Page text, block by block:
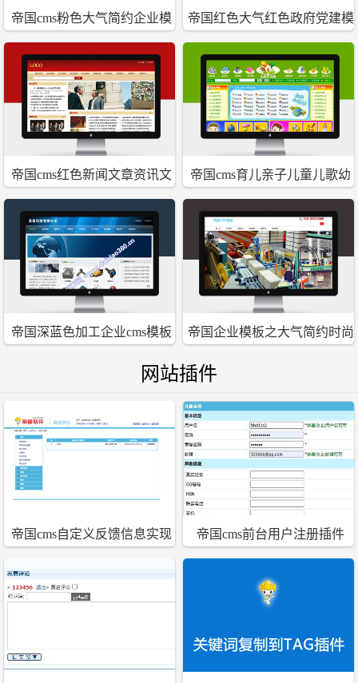
帝国cms粉色大气简约企业模
板
帝国红色大气红色政府党建模
板
帝国cms红色新闻文章资讯文
学大气模板
帝国cms育儿亲子儿童儿歌幼
教资源网站源码程序
帝国深蓝色加工企业cms模板
帝国企业模板之大气简约时尚
网站插件
帝国cms自定义反馈信息实现
帝国cms前台用户注册插件
ajax判断用户名和邮箱是否存
在